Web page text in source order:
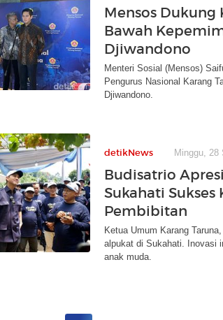
Mensos Dukung
Bawah
Djiwandono
Menteri Sosial (Mensos)
Pengurus Nasional Karang
Djiwandono.
detikNews Minggu, 28
Budisatrio
Sukahati Sukses
Pembibitan
Ketua Umum Karang
alpukat di Sukahati. Inovasi
anak muda.